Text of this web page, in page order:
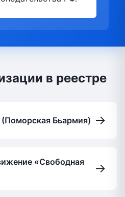
в реестре
Бьармия) →
«Свободная
→